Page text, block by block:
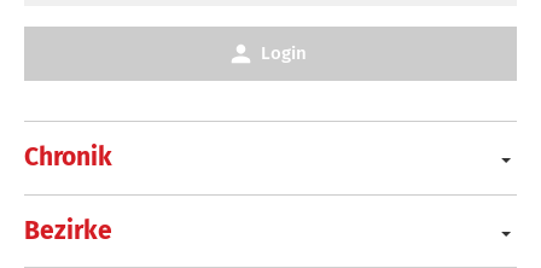
Chronik
Bezirke
Login